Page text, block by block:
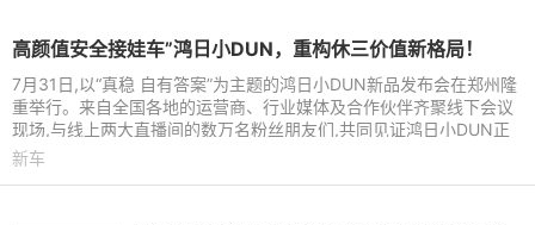
高颜值安全接娃车”鸿日小DUN，重构休三价值新格局！
7月31日,以“真稳 自有答案”为主题的鸿日小DUN新品发布会在郑州隆
重举行。来自全国各地的运营商、行业媒体及合作伙伴齐聚线下会议
现场,与线上两大直播间的数万名粉丝朋友们,共同见证鸿日小DUN正
式亮相的历史性时刻。
新车